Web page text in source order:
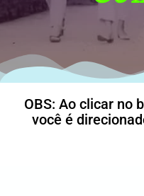
OBS: Ao clicar no
você é